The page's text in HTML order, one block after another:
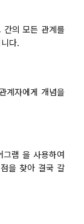
간의 모든 관계를
다.
계자에게 개념을
램 을 사용하여
을 찾아 결국 갈